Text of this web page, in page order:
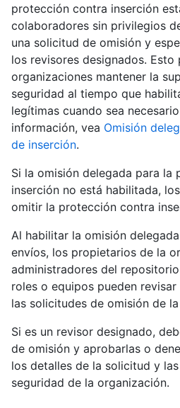
protección contra inserción
colaboradores sin privilegios
una solicitud de omisión y
los revisores designados. Esto
organizaciones mantener la
seguridad al tiempo que
legítimas cuando sea
información, vea Omisión
de inserción.
Si la omisión delegada para la
inserción no está habilitada,
omitir la protección contra
Al habilitar la omisión
envíos, los propietarios de la
administradores del
roles o equipos pueden
las solicitudes de omisión de
Si es un revisor designado,
de omisión y aprobarlas o
los detalles de la solicitud y
seguridad de la organización.